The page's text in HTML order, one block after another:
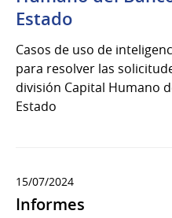
Estado
Casos de uso de
para resolver las
división Capital Humano
Estado
15/07/2024
Informes